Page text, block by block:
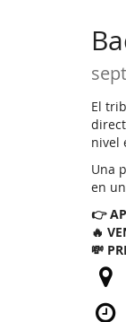
El
nivel
Una
en
👉
🔥
💸